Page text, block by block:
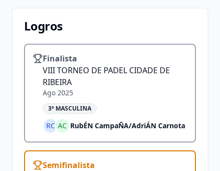
Logros
Finalista
VIII TORNEO DE PADEL CIDADE DE
RIBEIRA
Ago 2025
3ª MASCULINA
RC AC RubÉN CampaÑA/AdriÁN Carnota
Semifinalista